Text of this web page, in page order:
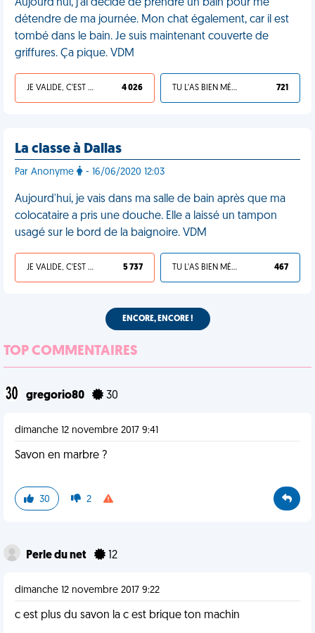
Aujourd'hui, j'ai décidé de prendre un bain pour me
détendre de ma journée. Mon chat également, car il est
tombé dans le bain. Je suis maintenant couverte de
griffures. Ça pique. VDM
JE VALIDE, C'EST UNE VDM 4 026 TU L'AS BIEN MÉRITÉ 721
La classe à Dallas
Par Anonyme - 16/06/2020 12:03
Aujourd'hui, je vais dans ma salle de bain après que ma
colocataire a pris une douche. Elle a laissé un tampon
usagé sur le bord de la baignoire. VDM
JE VALIDE, C'EST UNE VDM 5 737 TU L'AS BIEN MÉRITÉ 467
ENCORE, ENCORE !
TOP COMMENTAIRES
gregorio80 30
dimanche 12 novembre 2017 9:41
Savon en marbre ?
30 2
Perle du net 12
dimanche 12 novembre 2017 9:22
c est plus du savon la c est brique ton machin